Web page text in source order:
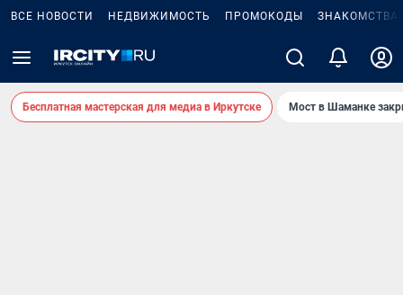
ВСЕ НОВОСТИ НЕДВИЖИМОСТЬ ПРОМОКОДЫ ЗНАКОМСТВА
Бесплатная мастерская для медиа в Иркутске Мост в Шаманке